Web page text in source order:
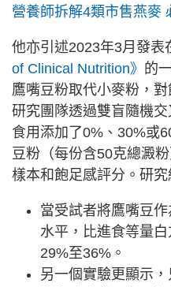
營養師拆解4類市售燕麥
他亦引述2023年3月發表
of Clinical Nutrition》 的
鷹嘴豆粉取代小麥粉，
研究團隊透過雙盲隨機
食用添加了0%、30%或
豆粉（每份含50克總澱
樣本和飽足感評分。研究
當受試者將鷹嘴豆
水平，比進食等量
29%至36%。
另一個實驗更顯示